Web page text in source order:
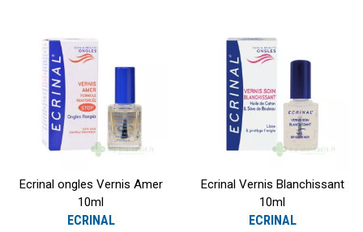
Ecrinal ongles Vernis Amer
10ml
ECRINAL
Ecrinal Vernis Blanchissant
10ml
ECRINAL